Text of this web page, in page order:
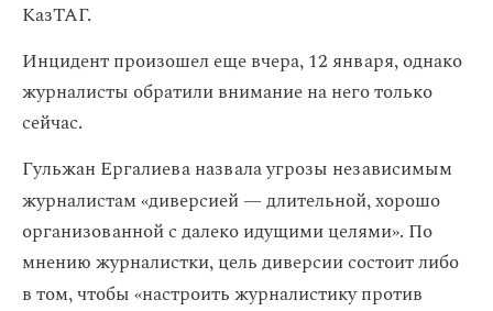
КазТАГ.
Инцидент произошел еще вчера, 12 января, однако
журналисты обратили внимание на него только
сейчас.
Гульжан Ергалиева назвала угрозы независимым
журналистам «диверсией — длительной, хорошо
организованной с далеко идущими целями». По
мнению журналистки, цель диверсии состоит либо
в том, чтобы «настроить журналистику против